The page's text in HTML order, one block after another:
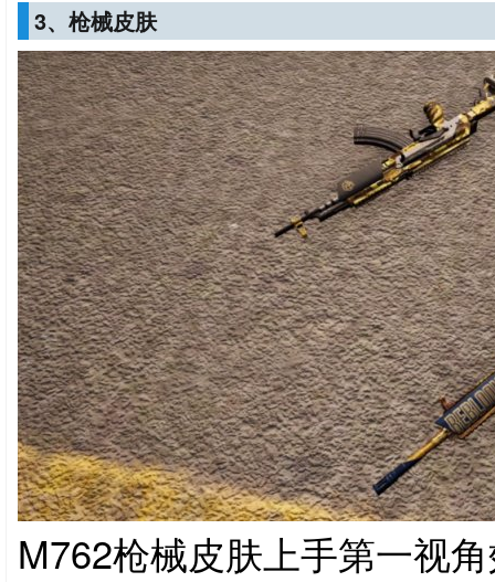
3、枪械皮肤
M762枪械皮肤上手第一视